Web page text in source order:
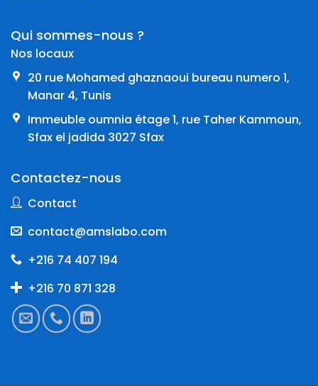
Qui sommes-nous ?
Nos locaux
20 rue Mohamed ghaznaoui bureau numero 1,
Manar 4, Tunis
Immeuble oumnia étage 1, rue Taher Kammoun,
Sfax el jadida 3027 Sfax
Contactez-nous
Contact
contact@amslabo.com
+216 74 407 194
+216 70 871 328